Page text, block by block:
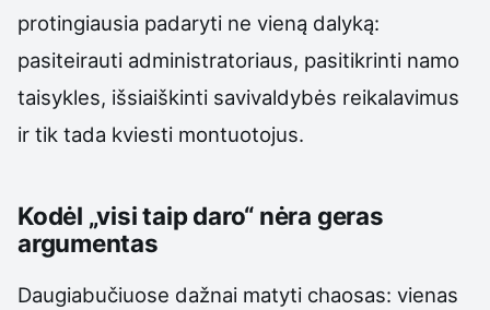
protingiausia padaryti ne vieną dalyką:
pasiteirauti administratoriaus, pasitikrinti namo
taisykles, išsiaiškinti savivaldybės reikalavimus
ir tik tada kviesti montuotojus.
Kodėl „visi taip daro“ nėra geras
argumentas
Daugiabučiuose dažnai matyti chaosas: vienas